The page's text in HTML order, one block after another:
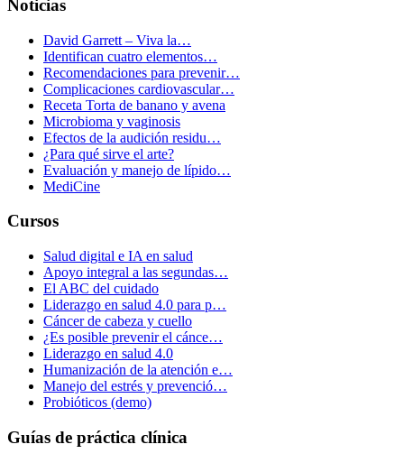
Noticias
David Garrett – Viva la…
Identifican cuatro elementos…
Recomendaciones para prevenir…
Complicaciones cardiovascular…
Receta Torta de banano y avena
Microbioma y vaginosis
Efectos de la audición residu…
¿Para qué sirve el arte?
Evaluación y manejo de lípido…
MediCine
Cursos
Salud digital e IA en salud
Apoyo integral a las segundas…
El ABC del cuidado
Liderazgo en salud 4.0 para p…
Cáncer de cabeza y cuello
¿Es posible prevenir el cánce…
Liderazgo en salud 4.0
Humanización de la atención e…
Manejo del estrés y prevenció…
Probióticos (demo)
Guías de práctica clínica